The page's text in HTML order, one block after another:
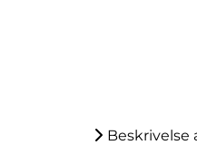
Beskrivelse